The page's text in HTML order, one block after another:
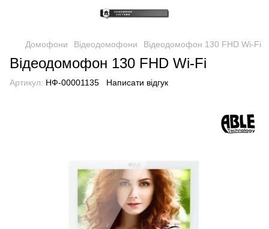
Домофони Відеодомофони Відеодомофон 130 FHD Wi-Fi
Відеодомофон 130 FHD Wi-Fi
Артикул: НФ-00001135 Написати відгук